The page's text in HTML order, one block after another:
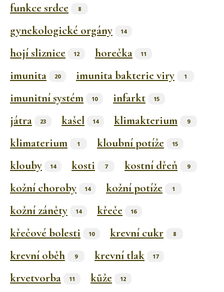
funkce srdce 8
gynekologické orgány 14
hojí sliznice 12 horečka 11
imunita 20 imunita bakterie viry 1
imunitní systém 10 infarkt 15
játra 23 kašel 14 klimakterium 9
klimaterium 1 kloubní potíže 15
klouby 14 kosti 7 kostní dřeň 9
kožní choroby 14 kožní potíže 1
kožní záněty 14 křeče 16
křečové bolesti 10 krevní cukr 8
krevní oběh 9 krevní tlak 17
krvetvorba 11 kůže 12